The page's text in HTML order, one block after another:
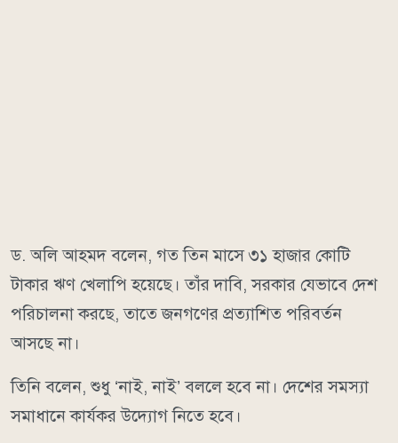
ড. অলি আহমদ বলেন, গত তিন মাসে ৩১ হাজার কোটি
টাকার ঋণ খেলাপি হয়েছে। তাঁর দাবি, সরকার যেভাবে দেশ
পরিচালনা করছে, তাতে জনগণের প্রত্যাশিত পরিবর্তন
আসছে না।
তিনি বলেন, শুধু ‘নাই, নাই’ বললে হবে না। দেশের সমস্যা
সমাধানে কার্যকর উদ্যোগ নিতে হবে।